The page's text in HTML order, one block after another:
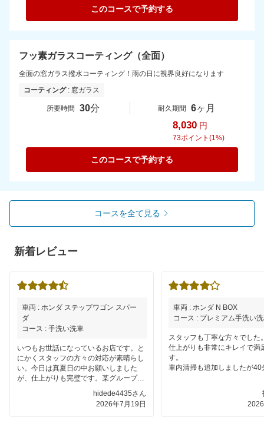
このコースで予約する
フッ素ガラスコーティング（全面）
全面の窓ガラス撥水コーティング！雨の日に視界良好になります
コーティング: 窓ガラス
所要時間 30分 耐久期間 6ヶ月
8,030 円
73ポイント(1%)
このコースで予約する
コースを全て見る
新着レビュー
車両 : ホンダ ステップワゴン スパー
ダ
コース : 手洗い洗車
いつもお世話になっているお店です。と
にかくスタッフの方々の対応が素晴らし
い。今日は真夏日の中お願いしました
が、仕上がりも完璧です。某グループの
れました。ありがとうございました。
hidede4435さん
2026年7月19日
車両 : ホンダ N BOX
コース : プレミアム手洗い
スタッフも丁寧な方々でした
仕上がりも非常にキレイで満
す。
車内清掃も追加しましたが40